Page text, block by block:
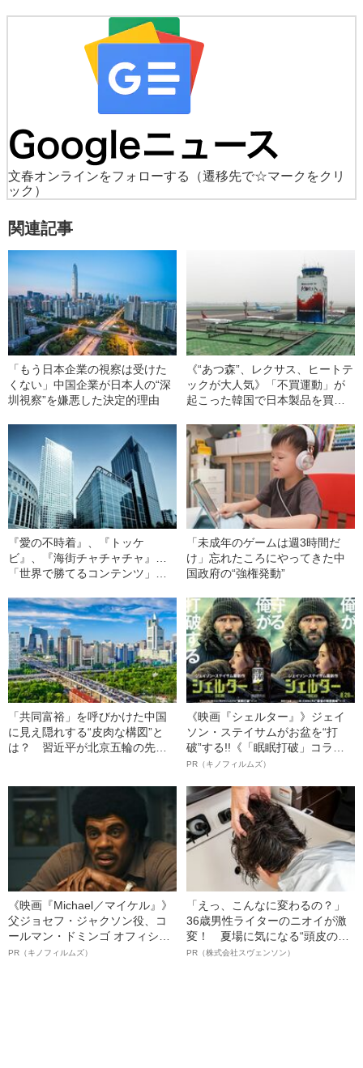
文春オンラインをフォローする
（遷移先で☆マークをクリ
ック）
関連記事
「もう日本企業の視察は受けた
くない」中国企業が日本人の“深
圳視察”を嫌悪した決定的理由
《“あつ森”、レクサス、ヒートテ
ックが大人気》「不買運動」が
起こった韓国で日本製品を買い
民心理”の実態
『愛の不時着』、『トッケ
ビ』、『海街チャチャチャ』…
「世界で勝てるコンテンツ」を
プ”のスゴさ
「未成年のゲームは週3時間だ
け」忘れたころにやってきた中
国政府の“強権発動”
「共同富裕」を呼びかけた中国
に見え隠れする“皮肉な構図”と
は？ 習近平が北京五輪の先に
《映画『シェルター』》ジェイ
ソン・ステイサムがお盆を“打
破”する!!《「眠眠打破」コラ
ボ》
PR（キノフィルムズ）
《映画『Michael／マイケル』》
父ジョセフ・ジャクソン役、コ
ールマン・ドミンゴ オフィシャ
ルインタビュー“観客を魅了した
PR（キノフィルムズ）
「えっ、こんなに変わるの？」
36歳男性ライターのニオイが激
変！ 夏場に気になる“頭皮のニ
オイ”や“ベタつき”を解消す
PR（株式会社スヴェンソン）